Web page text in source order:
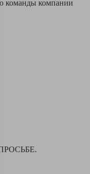
команды компании
ПРОСЬБЕ.